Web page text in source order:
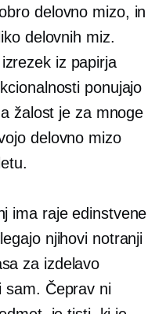
delovno mizo, in
delovnih miz.
izrezek iz papirja
ponujajo
žalost je za mnoge
delovno mizo
ima raje edinstvene
njihovi notranji
za izdelavo
sam. Čeprav ni